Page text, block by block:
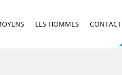
LES HOMMES CONTACT